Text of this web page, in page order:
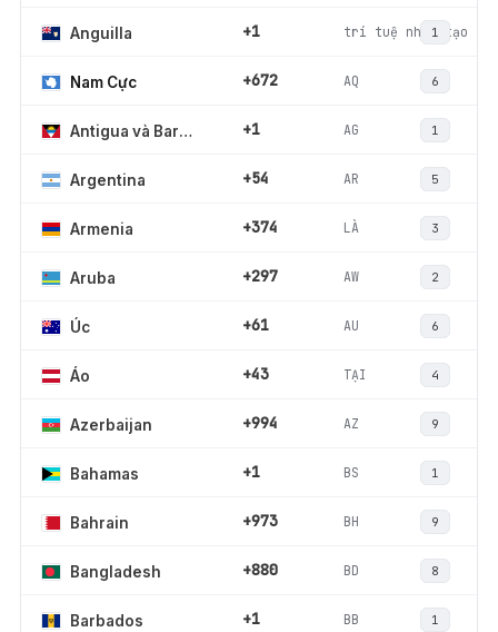
Anguilla +1 trí tuệ nhân tạo
1
Nam Cực +672 AQ 6
Antigua và Barbuda +1 AG 1
Argentina +54 AR 5
Armenia +374 LÀ 3
Aruba +297 AW 2
Úc +61 AU 6
Áo +43 TẠI 4
Azerbaijan +994 AZ 9
Bahamas +1 BS 1
Bahrain +973 BH 9
Bangladesh +880 BD 8
Barbados +1 BB 1